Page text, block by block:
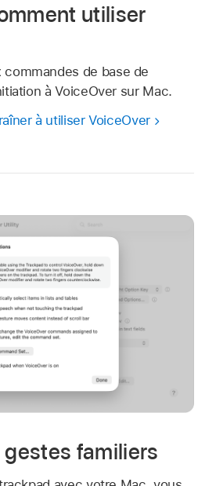
utiliser
commandes de base de
à VoiceOver sur Mac.
à utiliser VoiceOver
familiers